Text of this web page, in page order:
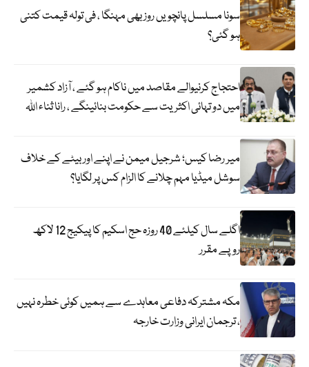
سونا مسلسل پانچویں روز بھی مہنگا ، فی تولہ قیمت کتنی
ہو گئی؟
احتجاج کرنیوالے مقاصد میں ناکام ہو گئے ، آزاد کشمیر
میں دو تہائی اکثریت سے حکومت بنائینگے ، رانا ثناء اللہ
میر رضا کیس؛ شرجیل میمن نے اپنے اور بیٹے کے خلاف
سوشل میڈیا مہم چلانے کا الزام کس پر لگایا؟
اگلے سال کیلئے 40 روزہ حج اسکیم کا پیکیج 12 لاکھ
روپے مقرر
مکہ مشترکہ دفاعی معاہدے سے ہمیں کوئی خطرہ نہیں
، ترجمان ایرانی وزارت خارجہ